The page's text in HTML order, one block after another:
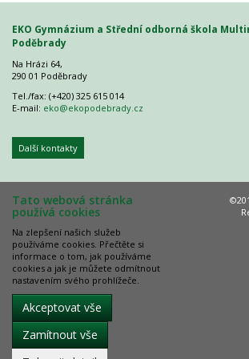
EKO Gymnázium a Střední odborná škola
Poděbrady
Na Hrázi 64,
290 01 Poděbrady
Tel./fax: (+420) 325 615 014
E-mail: eko@ekopodebrady.cz
Další kontakty
Tato webová stránka
používá cookies
Na zlepšení našich služeb
používáme cookies. Přečtěte si
informace o tom, jak používáme
cookies a jak je můžete odmítnout
nastavením svého prohlížeče.
Akceptovat vše
Zamítnout vše